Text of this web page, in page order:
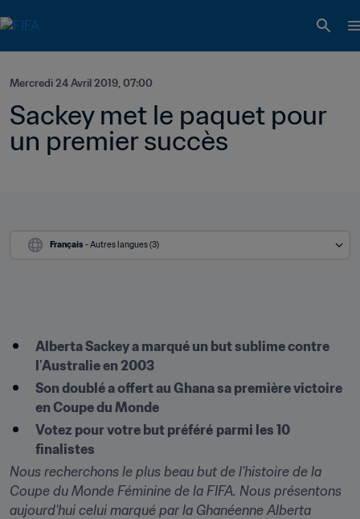
Mercredi 24 Avril 2019, 07:00
Sackey met le paquet pour
un premier succès
Français - Autres langues (3)
Alberta Sackey a marqué un but sublime contre
l’Australie en 2003
Son doublé a offert au Ghana sa première victoire
en Coupe du Monde
Votez pour votre but préféré parmi les 10
finalistes
Nous recherchons le plus beau but de l'histoire de la
Coupe du Monde Féminine de la FIFA. Nous présentons
aujourd'hui celui marqué par la Ghanéenne Alberta